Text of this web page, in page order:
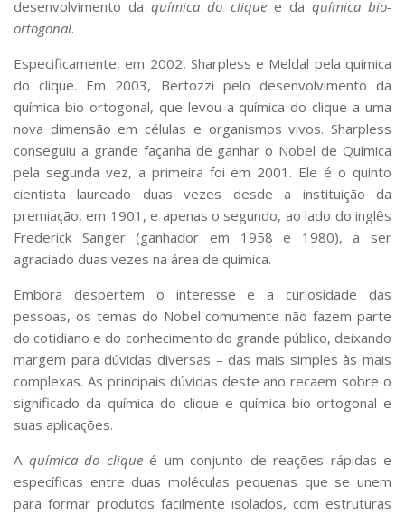
desenvolvimento daquímica do cliquee da química bio-
ortogonal.
Especificamente, em 2002, Sharpless e Meldal pela química
do clique. Em 2003, Bertozzi pelo desenvolvimento da
química bio-ortogonal, que levou a química do clique a uma
nova dimensão em células e organismos vivos. Sharpless
conseguiu a grande façanha de ganhar o Nobel de Química
pela segunda vez, a primeira foi em 2001. Ele é o quinto
cientista laureado duas vezes desde a instituição da
premiação, em 1901, e apenas o segundo, ao lado do inglês
Frederick Sanger (ganhador em 1958 e 1980), a ser
agraciado duas vezes na área de química.
Embora despertem o interesse e a curiosidade das
pessoas, os temas do Nobel comumente não fazem parte
do cotidiano e do conhecimento do grande público, deixando
margem para dúvidas diversas – das mais simples às mais
complexas. As principais dúvidas deste ano recaem sobre o
significado da química do clique e química bio-ortogonal e
suas aplicações.
A química do cliqueé um conjunto de reações rápidas e
específicas entre duas moléculas pequenas que se unem
para formar produtos facilmente isolados, com estruturas